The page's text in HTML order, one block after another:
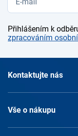
Přihlášením k
zpracováním
Kontaktujte nás
Vše o nákupu